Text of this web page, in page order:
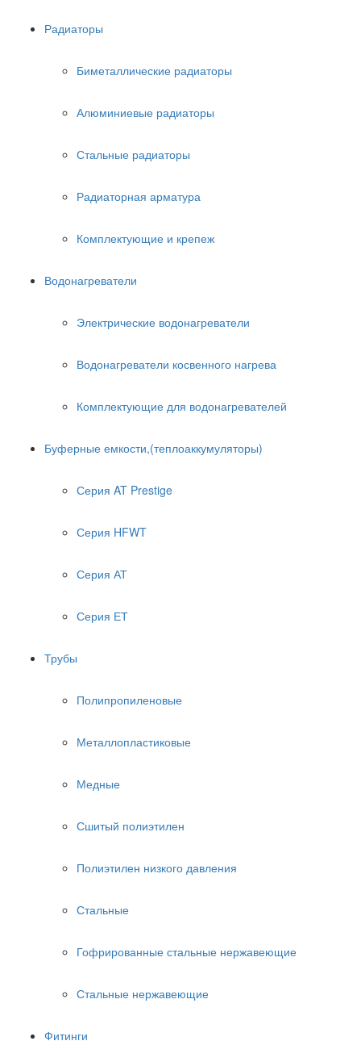
Радиаторы
Биметаллические радиаторы
Алюминиевые радиаторы
Стальные радиаторы
Радиаторная арматура
Комплектующие и крепеж
Водонагреватели
Электрические водонагреватели
Водонагреватели косвенного нагрева
Комплектующие для водонагревателей
Буферные емкости,(теплоаккумуляторы)
Серия AT Prestige
Серия HFWT
Серия АТ
Серия ЕТ
Трубы
Полипропиленовые
Металлопластиковые
Медные
Сшитый полиэтилен
Полиэтилен низкого давления
Стальные
Гофрированные стальные нержавеющие
Стальные нержавеющие
Фитинги